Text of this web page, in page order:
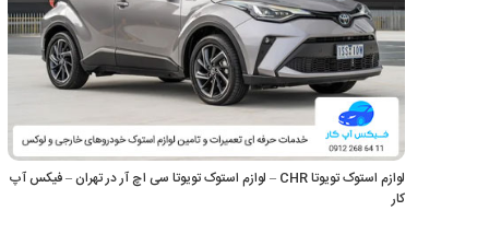
لوازم استوک تویوتا CHR – لوازم استوک تویوتا سی اچ آر در تهران – فیکس آپ
کار